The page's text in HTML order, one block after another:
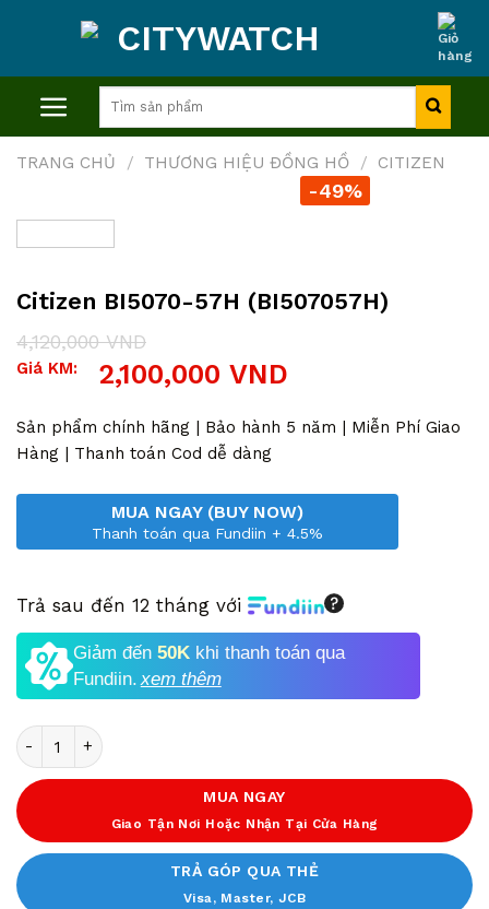
kiếm:
TRANG CHỦ / THƯƠNG HIỆU ĐỒNG HỒ / CITIZEN
-49%
Citizen BI5070-57H (BI507057H)
4,120,000VND
Giá
4,120,000 VND.
2,100,000 VND
Giá
là:
2,100,000 VND.
Giá KM:
Sản phẩm chính hãng | Bảo hành 5 năm | Miễn Phí Giao
Hàng | Thanh toán Cod dễ dàng
MUA NGAY (BUY NOW)
Thanh toán qua Fundiin + 4.5%
Trả sau đến 12 tháng với
Giảm đến 50K khi thanh toán qua
Fundiin.xem thêm
Số lượng
MUA NGAY
Giao Tận Nơi Hoặc Nhận Tại Cửa Hàng
TRẢ GÓP QUA THẺ
Visa, Master, JCB